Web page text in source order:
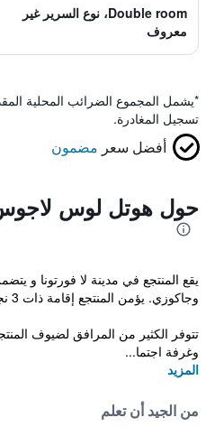
Double room، نوع السرير غير
معروف
*يشمل المجموع الضرائب المحلية
تسجيل المغادرة.
أفضل سعر مضمون
حول هوتل لوس
يقع المنتجع في مدينة لا فورتونا و
وجاكوزي. يؤمن المنتجع إقامة ذات 3 نجوم وغرفاً مكيفة.
تتوفر الكثير من المرافق لضيوف
وغرفة اجتما...
المزيد
من الجيد أن تعلم